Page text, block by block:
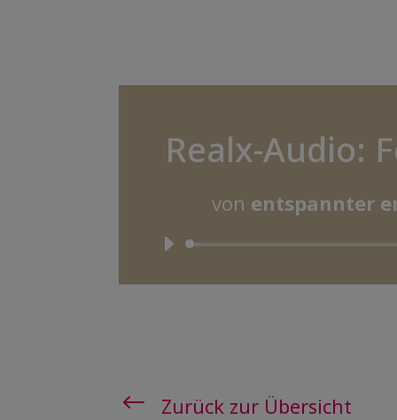
Realx-Audio:
von entspannter
# Zurück zur Übersicht